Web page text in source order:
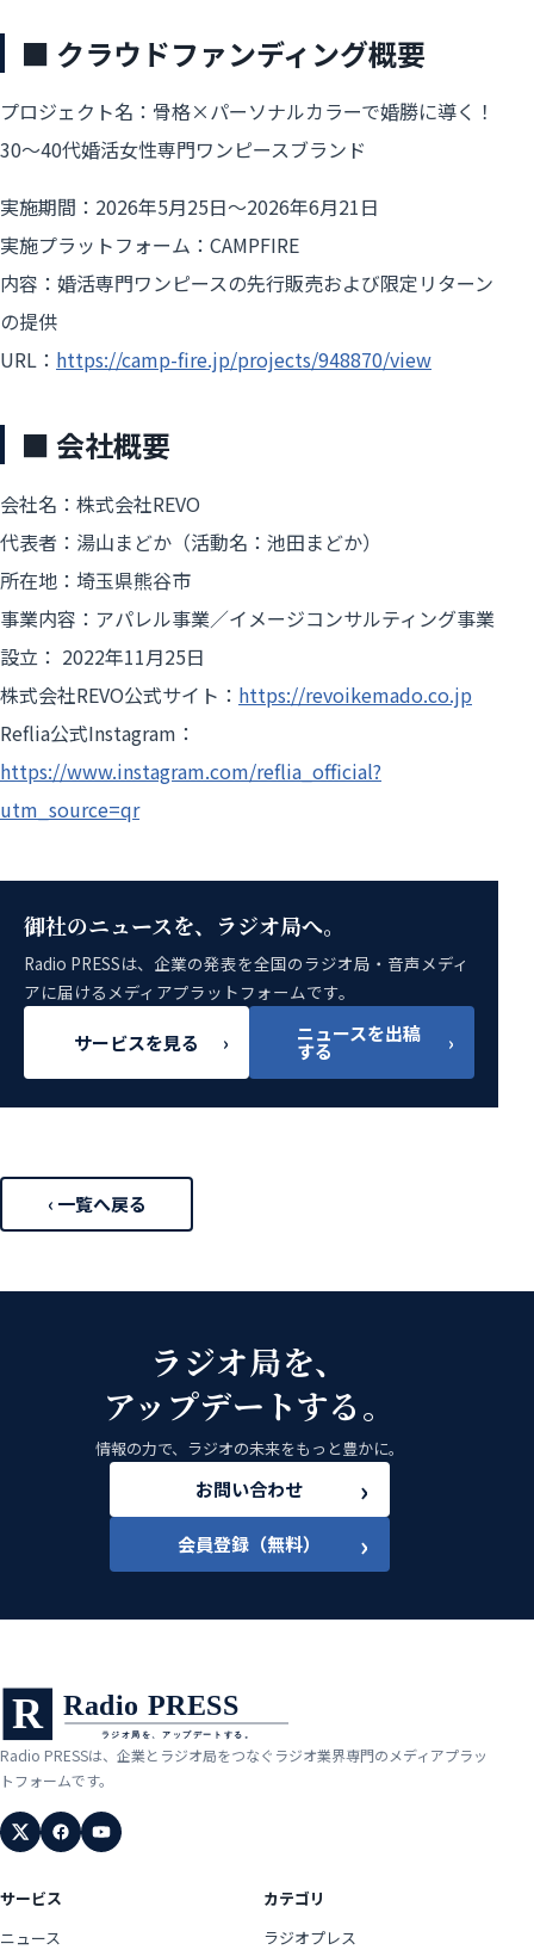
■ クラウドファンディング概要
プロジェクト名：骨格×パーソナルカラーで婚勝に導く！
30〜40代婚活女性専門ワンピースブランド
実施期間：2026年5月25日〜2026年6月21日
実施プラットフォーム：CAMPFIRE
内容：婚活専門ワンピースの先行販売および限定リターン
の提供
URL： https://camp-fire.jp/projects/948870/view
■ 会社概要
会社名：株式会社REVO
代表者：湯山まどか（活動名：池田まどか）
所在地：埼玉県熊谷市
事業内容：アパレル事業／イメージコンサルティング事業
設立： 2022年11月25日
株式会社REVO公式サイト： https://revoikemado.co.jp
Reflia公式Instagram：
https://www.instagram.com/reflia_official?
utm_source=qr
御社のニュースを、ラジオ局へ。
Radio PRESSは、企業の発表を全国のラジオ局・音声メディ
アに届けるメディアプラットフォームです。
サービスを見る › ニュースを出稿
する ›
‹ 一覧へ戻る
ラジオ局を、
アップデートする。
情報の力で、ラジオの未来をもっと豊かに。
お問い合わせ ›
会員登録（無料） ›
Radio PRESSは、企業とラジオ局をつなぐラジオ業界専門のメディアプラッ
トフォームです。
サービス
ニュース
カテゴリ
ラジオプレス